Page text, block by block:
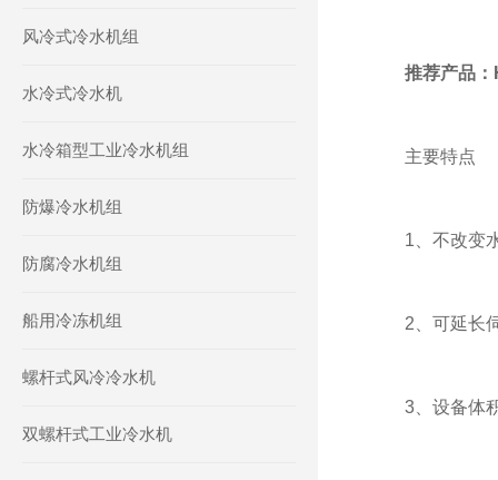
风冷式冷水机组
水冷式冷水机
水冷箱型工业冷水机组
防爆冷水机组
防腐冷水机组
船用冷冻机组
螺杆式风冷冷水机
双螺杆式工业冷水机
推荐产品
主要特点
1、不改变水
2、可延长伺
3、设备体积